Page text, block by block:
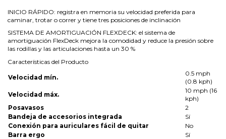
INICIO RÁPIDO: registra en memoria su velocidad preferida para
caminar, trotar o correr y tiene tres posiciones de inclinación
SISTEMA DE AMORTIGUACIÓN FLEXDECK: el sistema de
amortiguación FlexDeck mejora la comodidad y reduce la presión sobre
las rodillas y las articulaciones hasta un 30 %
Características del Producto
Velocidad mín.
0.5 mph
(0.8 kph)
Velocidad máx.
10 mph (16
kph)
Posavasos
2
Bandeja de accesorios integrada
Sí
Conexión para auriculares fácil de quitar
No
Barra ergo
Sí